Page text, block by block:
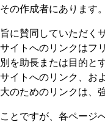
の作成者にあります
に賛同していただく
イトへのリンクはフ
を助長または目的と
イトへのリンク、お
のためのリンクは、
とですが、各ページ